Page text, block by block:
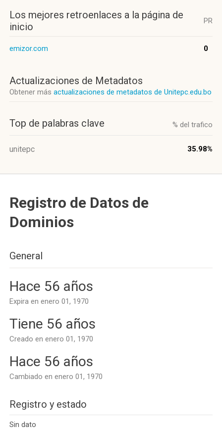
Los mejores retroenlaces a la página de
inicio
PR
emizor.com 0
Actualizaciones de Metadatos
Obtener más actualizaciones de metadatos de Unitepc.edu.bo
Top de palabras clave % del trafico
unitepc 35.98%
Registro de Datos de
Dominios
General
Hace 56 años
Expira en enero 01, 1970
Tiene 56 años
Creado en enero 01, 1970
Hace 56 años
Cambiado en enero 01, 1970
Registro y estado
Sin dato